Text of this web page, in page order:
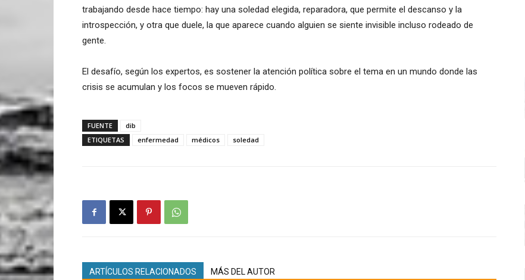
trabajando desde hace tiempo: hay una soledad elegida, reparadora, que permite el descanso y la
introspección, y otra que duele, la que aparece cuando alguien se siente invisible incluso rodeado de
gente.
El desafío, según los expertos, es sostener la atención política sobre el tema en un mundo donde las
crisis se acumulan y los focos se mueven rápido.
FUENTE
dib
ETIQUETAS
enfermedad médicos soledad
ARTÍCULOS RELACIONADOS MÁS DEL AUTOR